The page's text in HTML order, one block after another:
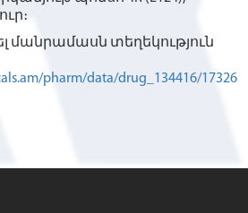
մանրամասն տեղեկություն
pharm/data/drug_134416/17326